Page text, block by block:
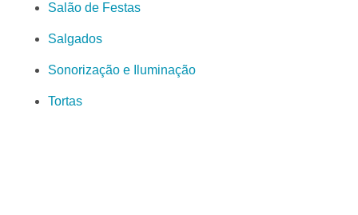
Salão de Festas
Salgados
Sonorização e Iluminação
Tortas